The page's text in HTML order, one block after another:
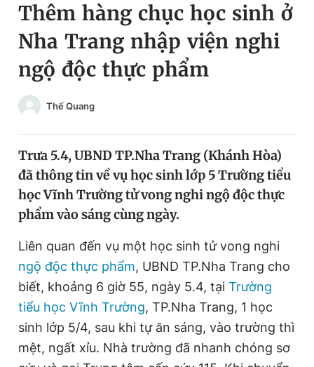
Chuyên mục
Chuyên mục khác
Chào ngày mới
Video Magazine
Sản phẩm khác
Tiện ích Bạn cần biết
Thông tin tòa soạn Liên hệ quảng cáo
Đổi mật khẩu
Tin đã lưu
Tin đã xem
Thêm hàng chục học sinh ở
Nha Trang nhập viện nghi
ngộ độc thực phẩm
Thế Quang
Trưa 5.4, UBND TP.Nha Trang (Khánh Hòa)
đã thông tin về vụ học sinh lớp 5 Trường tiểu
học Vĩnh Trường tử vong nghi ngộ độc thực
phẩm vào sáng cùng ngày.
Liên quan đến vụ một học sinh tử vong nghi
ngộ độc thực phẩm, UBND TP.Nha Trang cho
biết, khoảng 6 giờ 55, ngày 5.4, tại Trường
tiểu học Vĩnh Trường, TP.Nha Trang, 1 học
sinh lớp 5/4, sau khi tự ăn sáng, vào trường thì
mệt, ngất xỉu. Nhà trường đã nhanh chóng sơ